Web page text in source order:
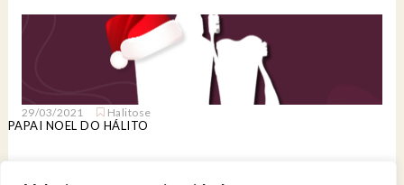
29/03/2021 Halitose
PAPAI NOEL DO HÁLITO